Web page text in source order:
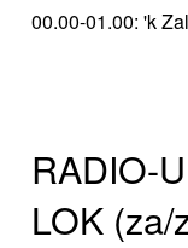
00.00-01.00: 'k
RADIO-
LOK (za/